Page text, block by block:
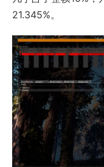
21.345%。